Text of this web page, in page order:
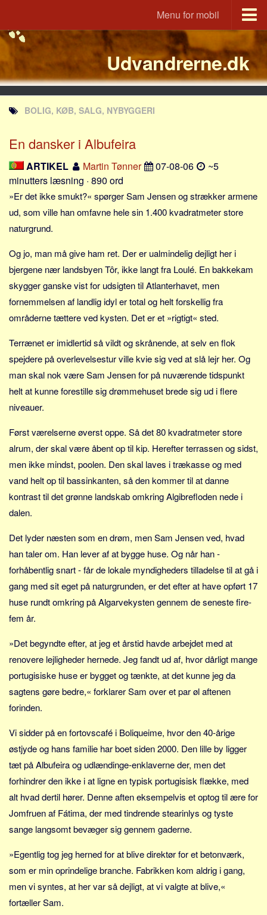
Menu for mobil
Portal
Udvandrerne.dk
Utvandrerne.no
Utvandrarna.se
Tyskland.dk
England.dk
JLKM.dk
Lande
Tyrkiet
Spanien
Frankrig
Sverige
Norge
Thailand
Grækenland
USA
Nøgleord
Job
Virksomhed
Investering
Pension og opsparing
Forbrug
Social sikring og sundhed
Transport
Alle
Aspekter
Køb og salg
Jura og regler
Skatter og afgifter
Statistik
Praktisk
Alle
Meta
Dokumenttyper
Skribenter
Personer
Kilder
Om
Webstedet
Udvandrerne.dk
BOLIG, KØB, SALG, NYBYGGERI
En dansker i Albufeira
ARTIKEL Martin Tønner 07-08-06
~5
minutters læsning · 890 ord
»Er det ikke smukt?« spørger Sam Jensen og strækker armene
ud, som ville han omfavne hele sin 1.400 kvadratmeter store
naturgrund.
Og jo, man må give ham ret. Der er ualmindelig dejligt her i
bjergene nær landsbyen Tôr, ikke langt fra Loulé. En bakkekam
skygger ganske vist for udsigten til Atlanterhavet, men
fornemmelsen af landlig idyl er total og helt forskellig fra
områderne tættere ved kysten. Det er et »rigtigt« sted.
Terrænet er imidlertid så vildt og skrånende, at selv en flok
spejdere på overlevelsestur ville kvie sig ved at slå lejr her. Og
man skal nok være Sam Jensen for på nuværende tidspunkt
helt at kunne forestille sig drømmehuset brede sig ud i flere
niveauer.
Først værelserne øverst oppe. Så det 80 kvadratmeter store
alrum, der skal være åbent op til kip. Herefter terrassen og sidst,
men ikke mindst, poolen. Den skal laves i trækasse og med
vand helt op til bassinkanten, så den kommer til at danne
kontrast til det grønne landskab omkring Algibrefloden nede i
dalen.
Det lyder næsten som en drøm, men Sam Jensen ved, hvad
han taler om. Han lever af at bygge huse. Og når han -
forhåbentlig snart - får de lokale myndigheders tilladelse til at gå i
gang med sit eget på naturgrunden, er det efter at have opført 17
huse rundt omkring på Algarvekysten gennem de seneste fire-
fem år.
»Det begyndte efter, at jeg et årstid havde arbejdet med at
renovere lejligheder hernede. Jeg fandt ud af, hvor dårligt mange
portugisiske huse er bygget og tænkte, at det kunne jeg da
sagtens gøre bedre,« forklarer Sam over et par øl aftenen
forinden.
Vi sidder på en fortovscafé i Boliqueime, hvor den 40-årige
østjyde og hans familie har boet siden 2000. Den lille by ligger
tæt på Albufeira og udlændinge-enklaverne der, men det
forhindrer den ikke i at ligne en typisk portugisisk flække, med
alt hvad dertil hører. Denne aften eksempelvis et optog til ære for
Jomfruen af Fátima, der med tindrende stearinlys og tyste
sange langsomt bevæger sig gennem gaderne.
»Egentlig tog jeg herned for at blive direktør for et betonværk,
som er min oprindelige branche. Fabrikken kom aldrig i gang,
men vi syntes, at her var så dejligt, at vi valgte at blive,«
fortæller Sam.